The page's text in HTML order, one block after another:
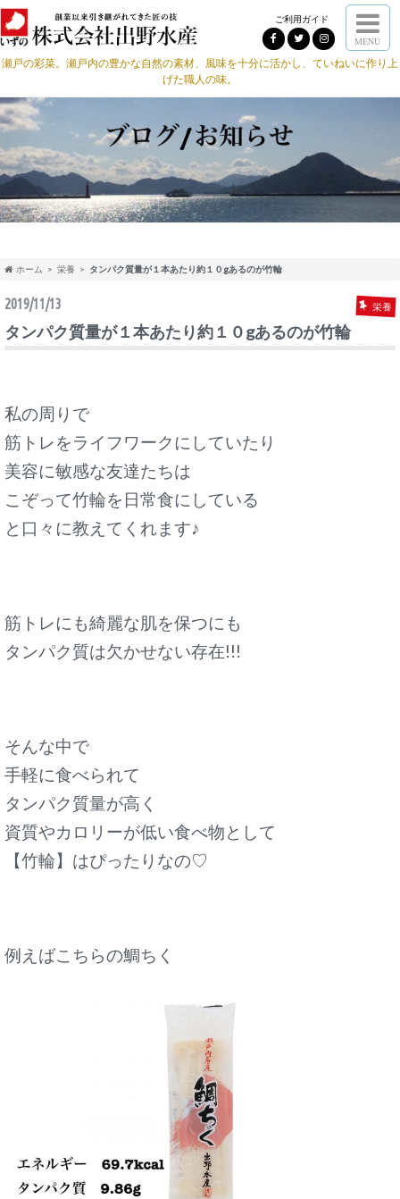
ご利用ガイド
MENU
瀬戸の彩菜。瀬戸内の豊かな自然の素材、風味を十分に活かし、ていねいに作り上
げた職人の味。
ホーム 栄養 タンパク質量が１本あたり約１０gあるのが竹輪
2019/11/13 栄養
タンパク質量が１本あたり約１０gあるのが竹輪
私の周りで
筋トレをライフワークにしていたり
美容に敏感な友達たちは
こぞって竹輪を日常食にしている
と口々に教えてくれます♪
筋トレにも綺麗な肌を保つにも
タンパク質は欠かせない存在!!!
そんな中で
手軽に食べられて
タンパク質量が高く
資質やカロリーが低い食べ物として
【竹輪】はぴったりなの♡
例えばこちらの鯛ちく